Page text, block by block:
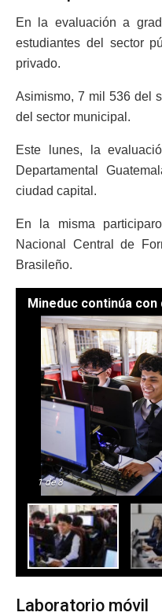
En la evaluación a
estudiantes del sector
privado.
Asimismo, 7 mil 536 del
del sector municipal.
Este lunes, la
Departamental
ciudad capital.
En la misma
Nacional Central de
Brasileño.
1de 8
Laboratorio móvil